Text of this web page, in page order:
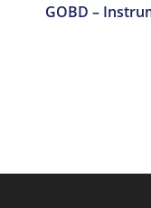
GOBD –